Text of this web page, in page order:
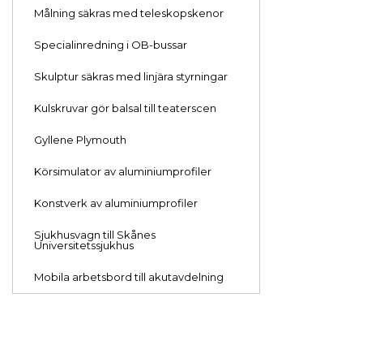
Målning säkras med teleskopskenor
Specialinredning i OB-bussar
Skulptur säkras med linjära styrningar
Kulskruvar gör balsal till teaterscen
Gyllene Plymouth
Körsimulator av aluminiumprofiler
Konstverk av aluminiumprofiler
Sjukhusvagn till Skånes
Universitetssjukhus
Mobila arbetsbord till akutavdelning